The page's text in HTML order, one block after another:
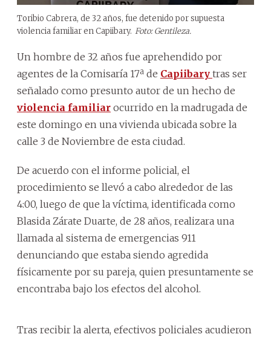
Toribio Cabrera, de 32 años, fue detenido por supuesta
violencia familiar en Capiibary. Foto: Gentileza.
Un hombre de 32 años fue aprehendido por
agentes de la Comisaría 17ª de Capiibary tras ser
señalado como presunto autor de un hecho de
violencia familiar ocurrido en la madrugada de
este domingo en una vivienda ubicada sobre la
calle 3 de Noviembre de esta ciudad.
De acuerdo con el informe policial, el
procedimiento se llevó a cabo alrededor de las
4:00, luego de que la víctima, identificada como
Blasida Zárate Duarte, de 28 años, realizara una
llamada al sistema de emergencias 911
denunciando que estaba siendo agredida
físicamente por su pareja, quien presuntamente se
encontraba bajo los efectos del alcohol.
Tras recibir la alerta, efectivos policiales acudieron